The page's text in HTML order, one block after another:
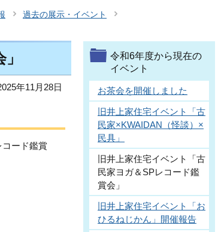
過去の展示・イベント
年11月28日
ード鑑賞
令和6年度から現在の
イベント
お茶会を開催しました
旧井上家住宅イベント「古
民家×KWAIDAN（怪談）×
民具」
旧井上家住宅イベント「古
民家ヨガ＆SPレコード鑑
賞会」
旧井上家住宅イベント「お
ひるねじかん」開催報告